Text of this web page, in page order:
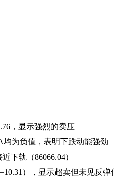
，显示强烈的卖压
为负值，表明下跌动能强劲
下轨（86066.04）
），显示超卖但未见反弹